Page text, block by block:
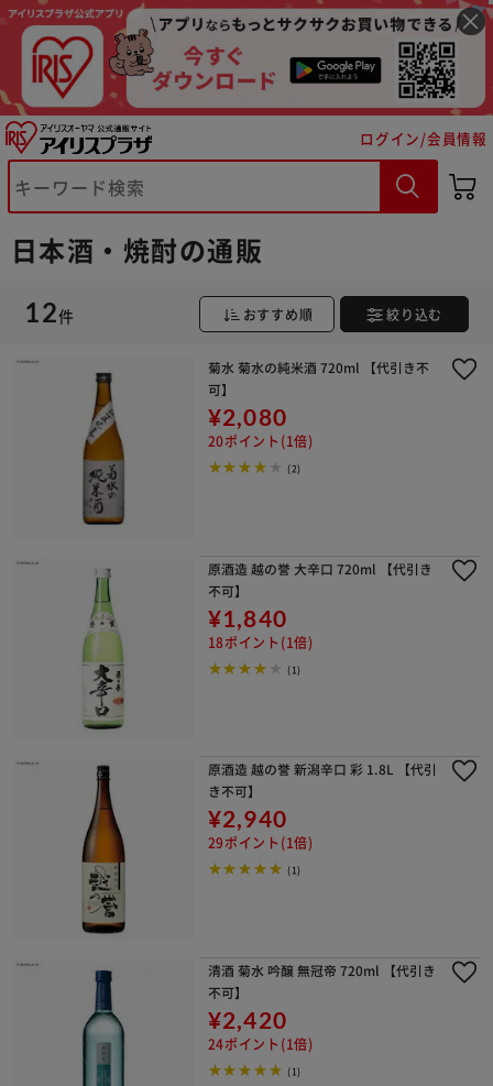
ログイン/会員情報
日本酒・焼酎の通販
12件 おすすめ順 絞り込む
菊水 菊水の純米酒 720ml 【代引き不
可】
¥2,080
20ポイント(1倍)
(2)
原酒造 越の誉 大辛口 720ml 【代引き
不可】
¥1,840
18ポイント(1倍)
(1)
原酒造 越の誉 新潟辛口 彩 1.8L 【代引
き不可】
¥2,940
29ポイント(1倍)
(1)
清酒 菊水 吟醸 無冠帝 720ml 【代引き
不可】
¥2,420
24ポイント(1倍)
(1)
※ご確認ください